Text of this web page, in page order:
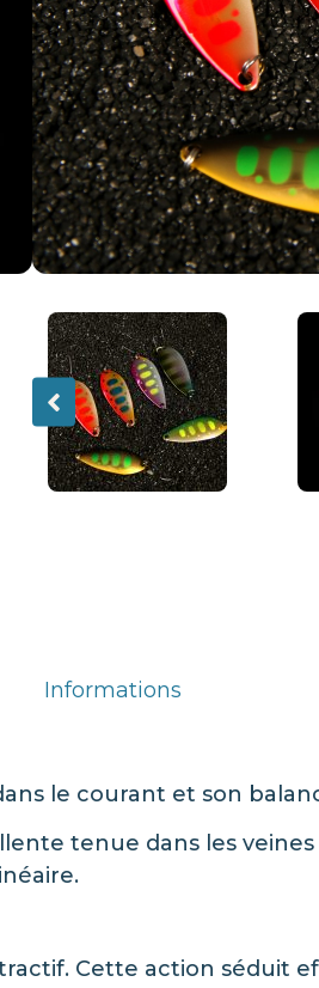
Informations
le courant et son
tenue dans les veines
Cette action séduit